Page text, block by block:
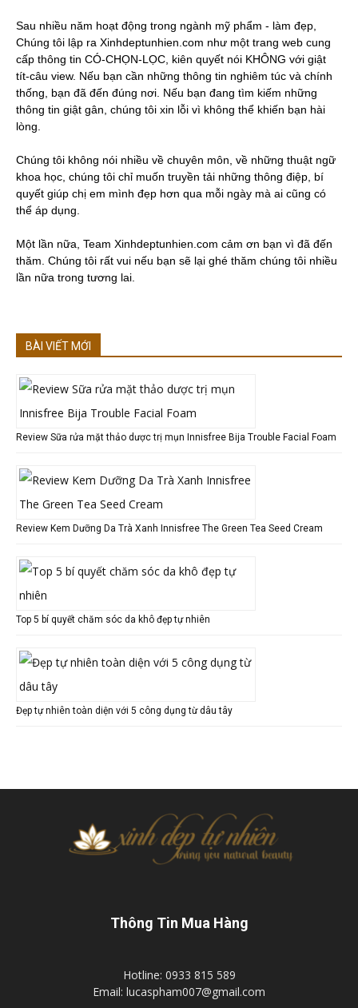
Sau nhiều năm hoạt động trong ngành mỹ phẩm - làm đẹp,
Chúng tôi lập ra Xinhdeptunhien.com như một trang web cung
cấp thông tin CÓ-CHỌN-LỌC, kiên quyết nói KHÔNG với giật
tít-câu view. Nếu bạn cần những thông tin nghiêm túc và chính
thống, bạn đã đến đúng nơi. Nếu bạn đang tìm kiếm những
thông tin giật gân, chúng tôi xin lỗi vì không thể khiến bạn hài
lòng.
Chúng tôi không nói nhiều về chuyên môn, về những thuật ngữ
khoa học, chúng tôi chỉ muốn truyền tải những thông điệp, bí
quyết giúp chị em mình đẹp hơn qua mỗi ngày mà ai cũng có
thể áp dụng.
Một lần nữa, Team Xinhdeptunhien.com cảm ơn bạn vì đã đến
thăm. Chúng tôi rất vui nếu bạn sẽ lại ghé thăm chúng tôi nhiều
lần nữa trong tương lai.
BÀI VIẾT MỚI
Review Sữa rửa mặt thảo dược trị mụn Innisfree Bija Trouble Facial Foam
Review Kem Dưỡng Da Trà Xanh Innisfree The Green Tea Seed Cream
Top 5 bí quyết chăm sóc da khô đẹp tự nhiên
Đẹp tự nhiên toàn diện với 5 công dụng từ dâu tây
Thông Tin Mua Hàng
Hotline: 0933 815 589
Email: lucaspham007@gmail.com